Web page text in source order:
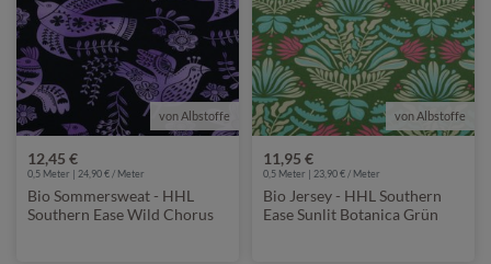
von Albstoffe
12,45 €
0,5 Meter | 24,90 € / Meter
Bio Sommersweat - HHL
Southern Ease Wild Chorus
von Albstoffe
11,95 €
0,5 Meter | 23,90 € / Meter
Bio Jersey - HHL Southern
Ease Sunlit Botanica Grün